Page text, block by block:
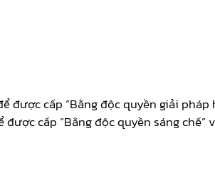
cấp “Bằng độc quyền giải
cấp “Bằng độc quyền sáng